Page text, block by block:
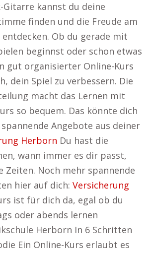
kannst du deine
finden und die Freude am
Ob du gerade mit
beginnst oder schon etwas
gut organisierter Online-Kurs
dein Spiel zu verbessern. Die
macht das Lernen mit
so bequem. Das könnte dich
Angebote aus deiner
Herborn Du hast die
wann immer es dir passt,
Zeiten. Noch mehr spannende
hier auf dich: Versicherung
ist für dich da, egal ob du
oder abends lernen
Herborn In 6 Schritten
Ein Online-Kurs erlaubt es